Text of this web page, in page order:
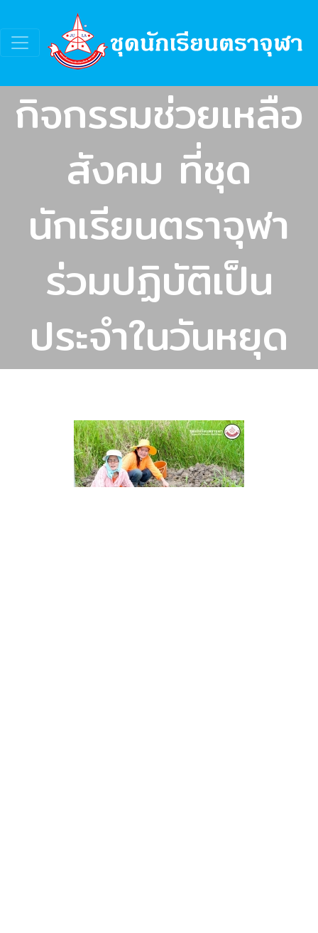
กิจกรรมช่วยเหลือ
สังคม ที่ชุด
นักเรียนตราจุฬา
ร่วมปฏิบัติเป็น
ประจำในวันหยุด